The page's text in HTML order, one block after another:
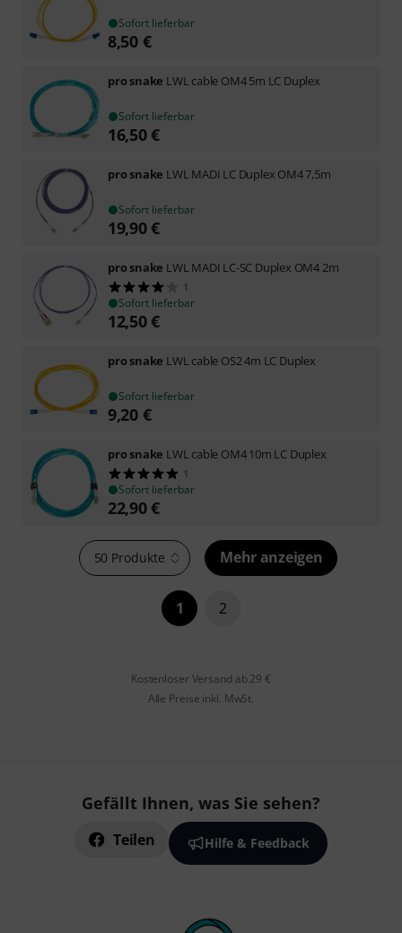
Sofort lieferbar
8,50 €
pro snake LWL cable OM4 5m LC Duplex
Sofort lieferbar
16,50€
pro snake LWL MADI LC Duplex OM4 7,5m
Sofort lieferbar
19,90€
pro snake LWL MADI LC-SC Duplex OM4 2m
1
Sofort lieferbar
12,50€
pro snake LWL cable OS2 4m LC Duplex
Sofort lieferbar
9,20 €
pro snake LWL cable OM4 10m LC Duplex
1
Sofort lieferbar
22,90€
50 Produkte Mehr anzeigen
1 2
Kostenloser Versand ab 29 €
Alle Preise inkl. MwSt.
Gefällt Ihnen, was Sie sehen?
Teilen Hilfe & Feedback